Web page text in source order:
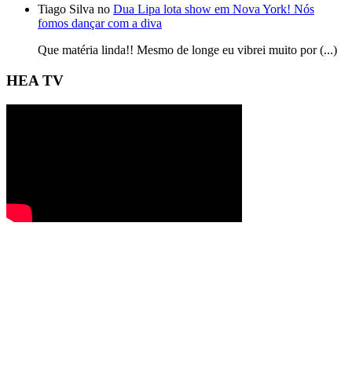
Tiago Silva no Dua Lipa lota show em Nova York! Nós
fomos dançar com a diva
Que matéria linda!! Mesmo de longe eu vibrei muito por (...)
HEA TV